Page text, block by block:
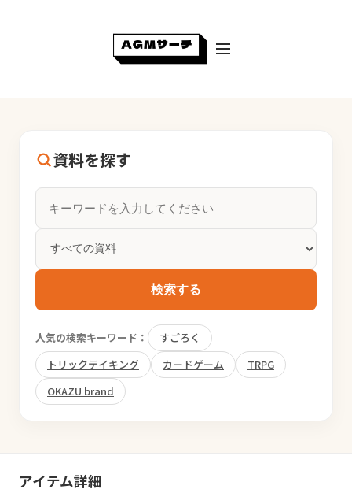
資料を探す
検索する
人気の検索キーワード：
すごろく
トリックテイキング
カードゲーム
TRPG
OKAZU brand
アイテム詳細